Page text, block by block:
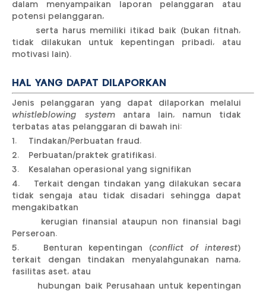
dalam menyampaikan laporan pelanggaran atau
potensi pelanggaran,
serta harus memiliki itikad baik (bukan fitnah,
tidak dilakukan untuk kepentingan pribadi, atau
motivasi lain).
HAL YANG DAPAT DILAPORKAN
Jenis pelanggaran yang dapat dilaporkan melalui
whistleblowing systemantara lain, namun tidak
terbatas atas pelanggaran di bawah ini:
1. Tindakan/Perbuatan fraud.
2. Perbuatan/praktek gratifikasi.
3. Kesalahan operasional yang signifikan
4. Terkait dengan tindakan yang dilakukan secara
tidak sengaja atau tidak disadari sehingga dapat
mengakibatkan
kerugian finansial ataupun non finansial bagi
Perseroan.
5. Benturan kepentingan (conflict of interest)
terkait dengan tindakan menyalahgunakan nama,
fasilitas aset, atau
hubungan baik Perusahaan untuk kepentingan